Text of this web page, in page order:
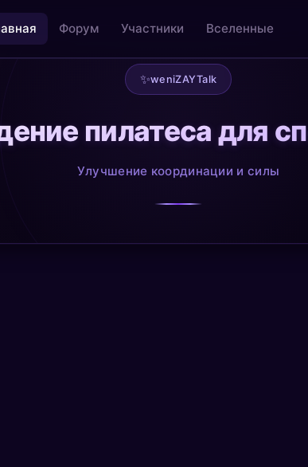
Форум Участники Вселенные
Творчество как медитация
✨weniZAYTalk
пилатеса для
Улучшение координации и силы